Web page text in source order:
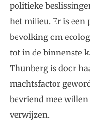
politieke
het milieu. Er is een
bevolking om
tot in de binnenste
Thunberg is door
machtsfactor
bevriend mee
verwijzen.